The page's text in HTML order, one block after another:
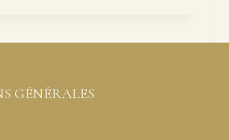
GÉNÉRALES